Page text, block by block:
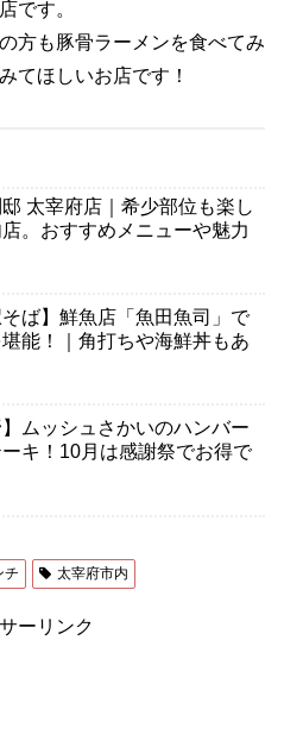
です。
方も豚骨ラーメンを食べてみ
てほしいお店です！
太宰府店｜希少部位も楽し
。おすすめメニューや魅力
そば】鮮魚店「魚田魚司」で
能！｜角打ちや海鮮丼もあ
】ムッシュさかいのハンバー
キ！10月は感謝祭でお得で
チ 太宰府市内
ーリンク